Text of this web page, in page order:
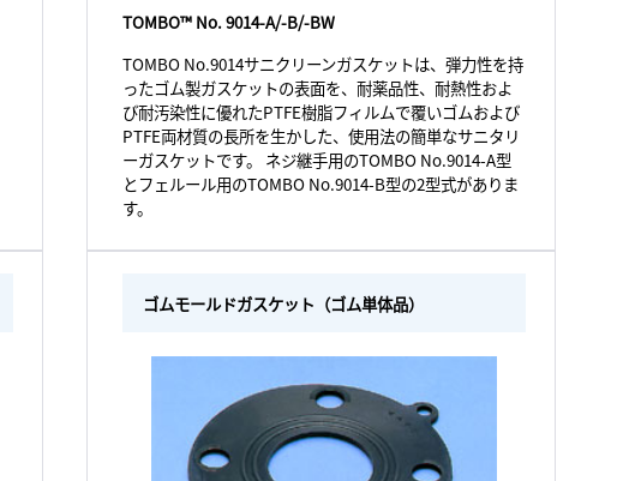
TOMBO™ No. 9014-A/-B/-BW
TOMBO No.9014サニクリーンガスケットは、弾力性を持
ったゴム製ガスケットの表面を、耐薬品性、耐熱性およ
び耐汚染性に優れたPTFE樹脂フィルムで覆いゴムおよび
PTFE両材質の長所を生かした、使用法の簡単なサニタリ
ーガスケットです。 ネジ継手用のTOMBO No.9014-A型
とフェルール用のTOMBO No.9014-B型の2型式がありま
す。
ゴムモールドガスケット（ゴム単体品）